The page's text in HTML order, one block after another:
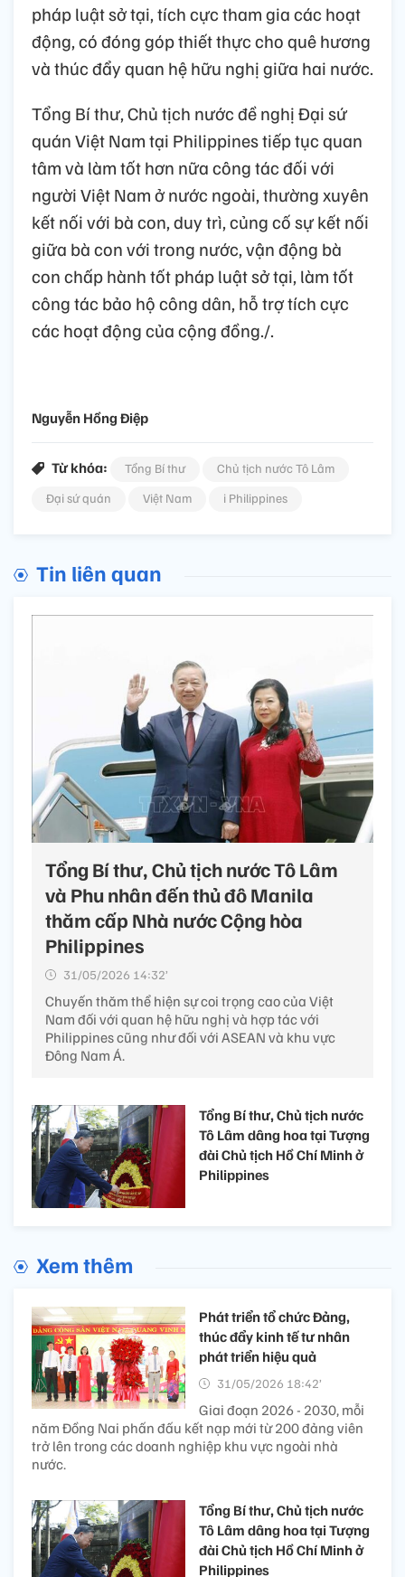
pháp luật sở tại, tích cực tham gia các hoạt
động, có đóng góp thiết thực cho quê hương
và thúc đẩy quan hệ hữu nghị giữa hai nước.
Tổng Bí thư, Chủ tịch nước đề nghị Đại sứ
quán Việt Nam tại Philippines tiếp tục quan
tâm và làm tốt hơn nữa công tác đối với
người Việt Nam ở nước ngoài, thường xuyên
kết nối với bà con, duy trì, củng cố sự kết nối
giữa bà con với trong nước, vận động bà
con chấp hành tốt pháp luật sở tại, làm tốt
công tác bảo hộ công dân, hỗ trợ tích cực
các hoạt động của cộng đồng./.
Nguyễn Hồng Điệp
Từ khóa: Tổng Bí thư
Chủ tịch nước Tô Lâm
Đại sứ quán
Việt Nam i Philippines
Tin liên quan
Tổng Bí thư, Chủ tịch nước Tô Lâm
và Phu nhân đến thủ đô Manila
thăm cấp Nhà nước Cộng hòa
Philippines
31/05/2026 14:32’
Chuyến thăm thể hiện sự coi trọng cao của Việt
Nam đối với quan hệ hữu nghị và hợp tác với
Philippines cũng như đối với ASEAN và khu vực
Đông Nam Á.
Tổng Bí thư, Chủ tịch nước
Tô Lâm dâng hoa tại Tượng
đài Chủ tịch Hồ Chí Minh ở
Philippines
Xem thêm
Phát triển tổ chức Đảng,
thúc đẩy kinh tế tư nhân
phát triển hiệu quả
31/05/2026 18:42’
Giai đoạn 2026 - 2030, mỗi
năm Đồng Nai phấn đấu kết nạp mới từ 200 đảng viên
trở lên trong các doanh nghiệp khu vực ngoài nhà
nước.
Tổng Bí thư, Chủ tịch nước
Tô Lâm dâng hoa tại Tượng
đài Chủ tịch Hồ Chí Minh ở
Philippines